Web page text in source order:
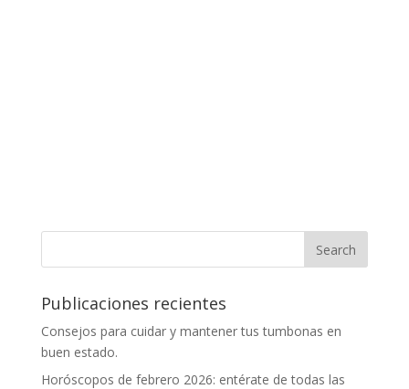
Publicaciones recientes
Consejos para cuidar y mantener tus tumbonas en
buen estado.
Horóscopos de febrero 2026: entérate de todas las